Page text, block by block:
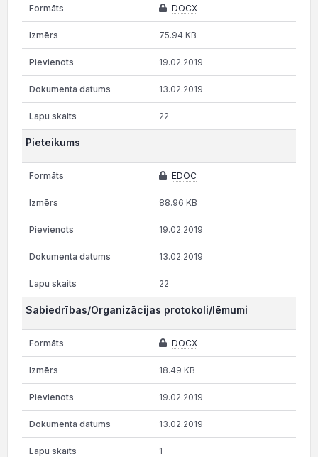
DOCX
75.94 KB
19.02.2019
13.02.2019
22
Pieteikums
EDOC
88.96 KB
19.02.2019
13.02.2019
22
Sabiedrības/Organizācijas protokoli/lēmumi
DOCX
18.49 KB
19.02.2019
13.02.2019
1